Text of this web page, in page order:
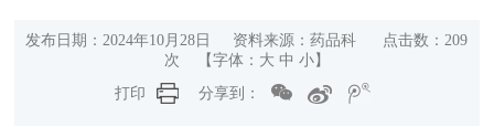
发布日期：2024年10月28日 资料来源：药品科 点击数： 209
次
【字体： 大 中 小】
打印
分享到：